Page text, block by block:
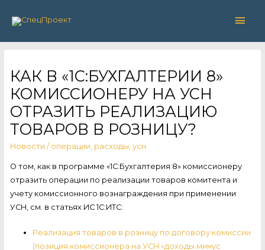
КАК В «1С:БУХГАЛТЕРИИ 8»
КОМИССИОНЕРУ НА УСН
ОТРАЗИТЬ РЕАЛИЗАЦИЮ
ТОВАРОВ В РОЗНИЦУ?
Новости / операции расходы усн
О том, как в программе «1С:Бухгалтерия 8» комиссионеру
отразить операции по реализации товаров комитента и
учету комиссионного вознаграждения при применении
УСН, см. в статьях ИС 1С:ИТС:
Реализация товаров в розницу по договору комиссии
(позиция комиссионера на УСН «доходы минус